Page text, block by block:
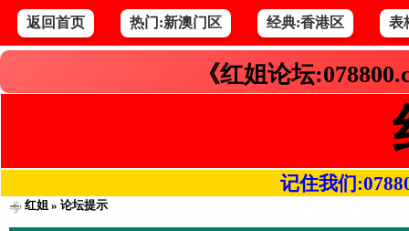
返回首页 热门:新澳门区 经典:香港区 表
《红姐论坛
记住我们
红姐» 论坛提示